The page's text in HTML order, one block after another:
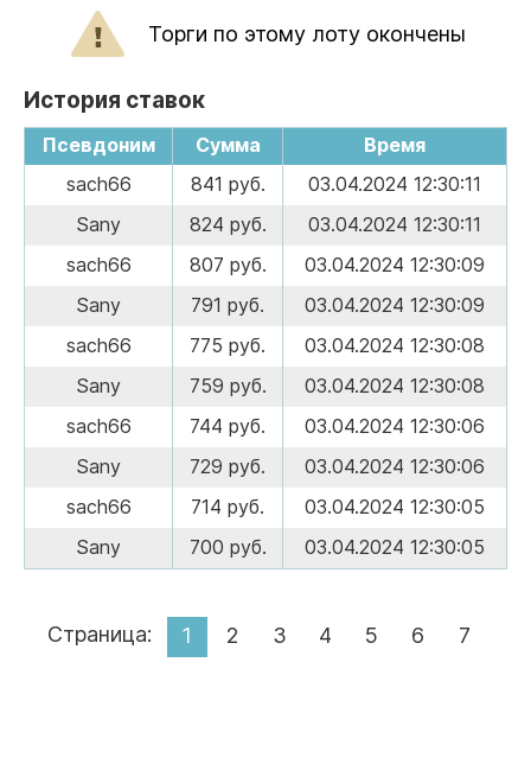
Торги по этому лоту окончены
История ставок
Псевдоним Сумма
Время
sach66
841 руб.
03.04.2024 12:30:11
Sany
824 руб.
03.04.2024 12:30:11
sach66
807 руб.
03.04.2024 12:30:09
Sany
791 руб.
03.04.2024 12:30:09
sach66
775 руб.
03.04.2024 12:30:08
Sany
759 руб.
03.04.2024 12:30:08
sach66
744 руб.
03.04.2024 12:30:06
Sany
729 руб.
03.04.2024 12:30:06
sach66
714 руб.
03.04.2024 12:30:05
Sany
700 руб. 03.04.2024 12:30:05
Страница: 1 2 3 4 5 6 7